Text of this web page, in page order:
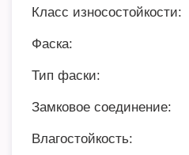
Класс износостойкости:
Фаска:
Тип фаски:
Замковое соединение:
Влагостойкость: